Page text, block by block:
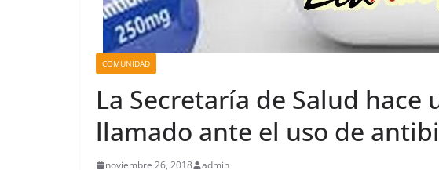
COMUNIDAD
La Secretaría de Salud
llamado ante el uso de
noviembre 26, 2018 admin